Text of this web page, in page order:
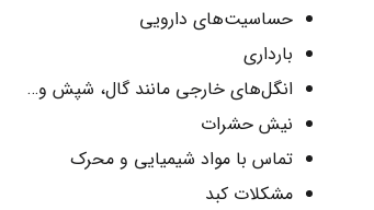
حساسیت‌های دارویی
بارداری
انگل‌های خارجی مانند گال، شپش و…
نیش حشرات
تماس با مواد شیمیایی و محرک
مشکلات کبد